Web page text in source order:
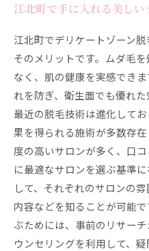
江北町で手に入れる美し
江北町でデリケートゾーン
そのメリットです。ムダ毛
なく、肌の健康を実感でき
れを防ぎ、衛生面でも優れた
最近の脱毛技術は進化して
果を得られる施術が多数存
度の高いサロンが多く、口
に最適なサロンを選ぶ基準
して、それぞれのサロンの
内容などを知ることが可能
ぶためには、事前のリサー
ウンセリングを利用して、